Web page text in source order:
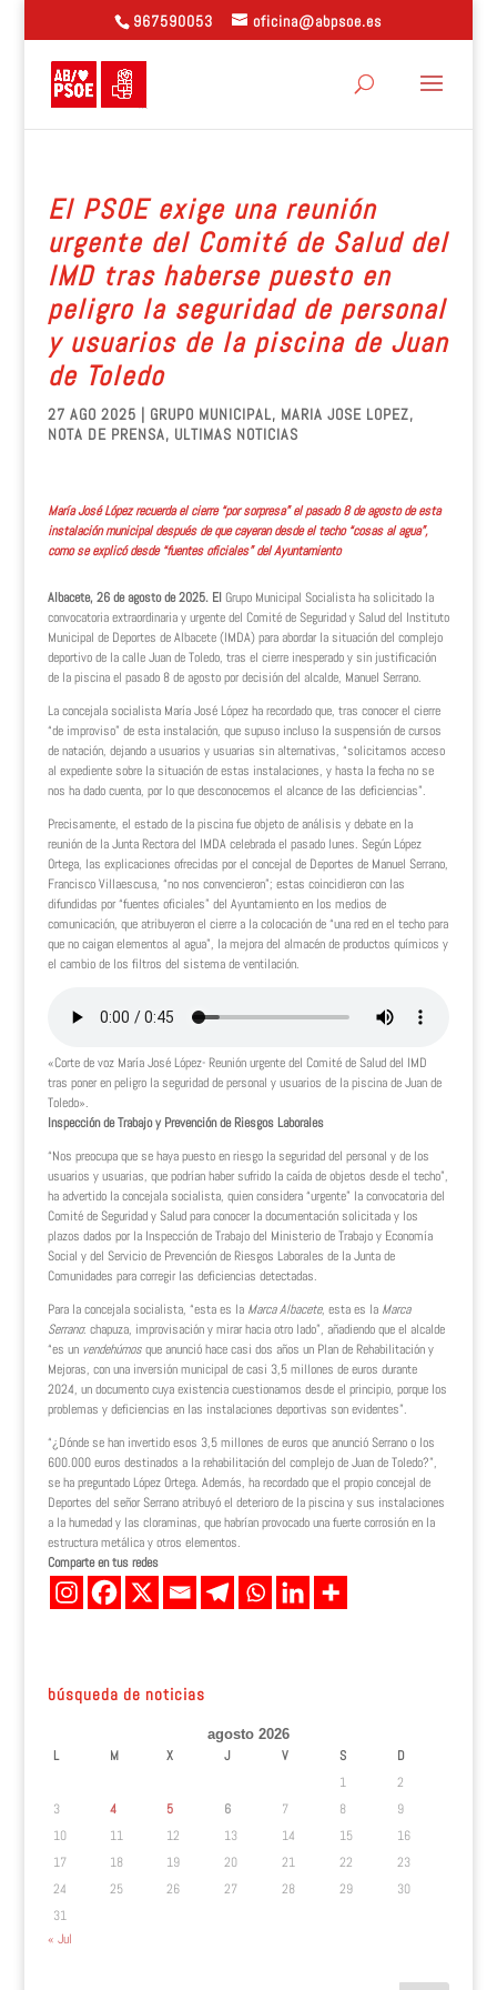
967590053 oficina@abpsoe.es
El PSOE exige una reunión
urgente del Comité de Salud del
IMD tras haberse puesto en
peligro la seguridad de personal
y usuarios de la piscina de Juan
de Toledo
27 AGO 2025 | GRUPO MUNICIPAL, MARIA JOSE LOPEZ,
NOTA DE PRENSA, ULTIMAS NOTICIAS
María José López recuerda el cierre “por sorpresa” el pasado 8 de agosto de esta
instalación municipal después de que cayeran desde el techo “cosas al agua”,
como se explicó desde “fuentes oficiales” del Ayuntamiento
Albacete, 26 de agosto de 2025. ElGrupo Municipal Socialista ha solicitado la
convocatoria extraordinaria y urgente del Comité de Seguridad y Salud del Instituto
Municipal de Deportes de Albacete (IMDA) para abordar la situación del complejo
deportivo de la calle Juan de Toledo, tras el cierre inesperado y sin justificación
de la piscina el pasado 8 de agosto por decisión del alcalde, Manuel Serrano.
La concejala socialista María José López ha recordado que, tras conocer el cierre
“de improviso” de esta instalación, que supuso incluso la suspensión de cursos
de natación, dejando a usuarios y usuarias sin alternativas, “solicitamos acceso
al expediente sobre la situación de estas instalaciones, y hasta la fecha no se
nos ha dado cuenta, por lo que desconocemos el alcance de las deficiencias”.
Precisamente, el estado de la piscina fue objeto de análisis y debate en la
reunión de la Junta Rectora del IMDA celebrada el pasado lunes. Según López
Ortega, las explicaciones ofrecidas por el concejal de Deportes de Manuel Serrano,
Francisco Villaescusa, “no nos convencieron”; estas coincidieron con las
difundidas por “fuentes oficiales” del Ayuntamiento en los medios de
comunicación, que atribuyeron el cierre a la colocación de “una red en el techo para
que no caigan elementos al agua”, la mejora del almacén de productos químicos y
el cambio de los filtros del sistema de ventilación.
«Corte de voz María José López- Reunión urgente del Comité de Salud del IMD
tras poner en peligro la seguridad de personal y usuarios de la piscina de Juan de
Toledo».
Inspección de Trabajo y Prevención de Riesgos Laborales
“Nos preocupa que se haya puesto en riesgo la seguridad del personal y de los
usuarios y usuarias, que podrían haber sufrido la caída de objetos desde el techo”,
ha advertido la concejala socialista, quien considera “urgente” la convocatoria del
Comité de Seguridad y Salud para conocer la documentación solicitada y los
plazos dados por la Inspección de Trabajo del Ministerio de Trabajo y Economía
Social y del Servicio de Prevención de Riesgos Laborales de la Junta de
Comunidades para corregir las deficiencias detectadas.
Para la concejala socialista, “esta es la Marca Albacete, esta es la Marca
Serrano: chapuza, improvisación y mirar hacia otro lado”, añadiendo que el alcalde
“es un vendehúmosque anunció hace casi dos años un Plan de Rehabilitación y
Mejoras, con una inversión municipal de casi 3,5 millones de euros durante
2024, un documento cuya existencia cuestionamos desde el principio, porque los
problemas y deficiencias en las instalaciones deportivas son evidentes”.
“¿Dónde se han invertido esos 3,5 millones de euros que anunció Serrano o los
600.000 euros destinados a la rehabilitación del complejo de Juan de Toledo?”,
se ha preguntado López Ortega. Además, ha recordado que el propio concejal de
Deportes del señor Serrano atribuyó el deterioro de la piscina y sus instalaciones
a la humedad y las cloraminas, que habrían provocado una fuerte corrosión en la
estructura metálica y otros elementos.
Comparte en tus redes
búsqueda de noticias
agosto 2026
L M X J V S
D
1
2
3
4 5 6 7 8
9
10
11 12 13 14 15
16
17
18 19 20 21 22
23
24
25 26 27 28 29
30
31
« Jul